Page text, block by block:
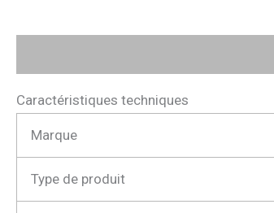
Caractéristiques techniques
Marque
Type de produit